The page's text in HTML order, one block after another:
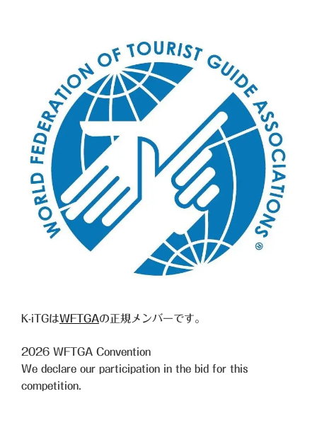
K-iTGはWFTGAの正規メンバーです。
2026 WFTGA Convention
We declare our participation in the bid for this
competition.